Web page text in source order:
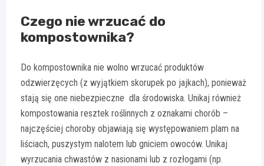
Czego nie wrzucać do
kompostownika?
Do kompostownika nie wolno wrzucać produktów
odzwierzęcych (z wyjątkiem skorupek po jajkach), ponieważ
stają się one niebezpieczne dla środowiska. Unikaj również
kompostowania resztek roślinnych z oznakami chorób –
najczęściej choroby objawiają się występowaniem plam na
liściach, puszystym nalotem lub gniciem owoców. Unikaj
wyrzucania chwastów z nasionami lub z rozłogami (np.